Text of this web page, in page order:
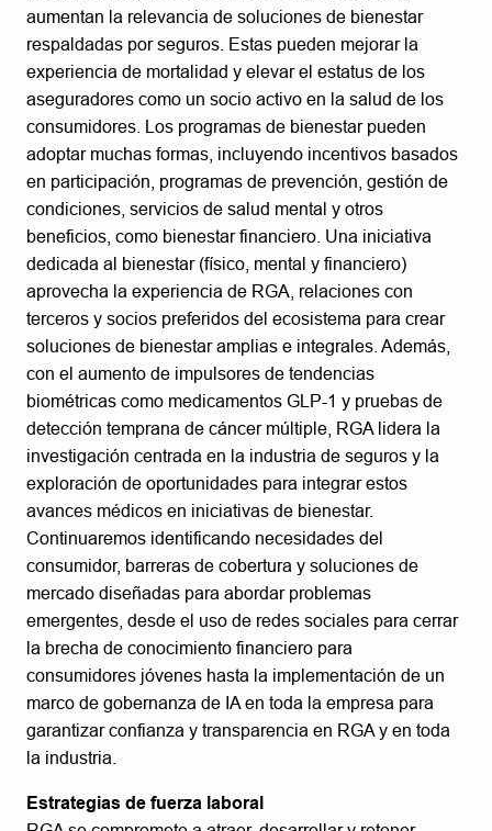
aumentan la relevancia de soluciones de bienestar
respaldadas por seguros. Estas pueden mejorar la
experiencia de mortalidad y elevar el estatus de los
aseguradores como un socio activo en la salud de los
consumidores. Los programas de bienestar pueden
adoptar muchas formas, incluyendo incentivos basados
en participación, programas de prevención, gestión de
condiciones, servicios de salud mental y otros
beneficios, como bienestar financiero. Una iniciativa
dedicada al bienestar (físico, mental y financiero)
aprovecha la experiencia de RGA, relaciones con
terceros y socios preferidos del ecosistema para crear
soluciones de bienestar amplias e integrales. Además,
con el aumento de impulsores de tendencias
biométricas como medicamentos GLP-1 y pruebas de
detección temprana de cáncer múltiple, RGA lidera la
investigación centrada en la industria de seguros y la
exploración de oportunidades para integrar estos
avances médicos en iniciativas de bienestar.
Continuaremos identificando necesidades del
consumidor, barreras de cobertura y soluciones de
mercado diseñadas para abordar problemas
emergentes, desde el uso de redes sociales para cerrar
la brecha de conocimiento financiero para
consumidores jóvenes hasta la implementación de un
marco de gobernanza de IA en toda la empresa para
garantizar confianza y transparencia en RGA y en toda
la industria.
Estrategias de fuerza laboral